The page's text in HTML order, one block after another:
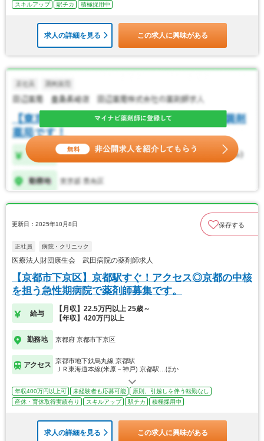
スキルアップ
駅チカ 積極採用中
求人の詳細を見る この求人に興味がある
更新日：2025年10月8日 保存する
正社員 病院・クリニック
医療法人財団康生会 武田病院の薬剤師求人
【京都市下京区】京都駅すぐ！アクセス◎京都の中核
を担う急性期病院で薬剤師募集です。
給与
【月収】22.5万円以上 25歳～
【年収】420万円以上
勤務地 京都府 京都市下京区
アクセス
京都市地下鉄烏丸線 京都駅
ＪＲ東海道本線(米原－神戸) 京都駅…ほか
年収400万円以上可 未経験者も応募可能
原則、引越しを伴う転勤なし
産休・育休取得実績有り
スキルアップ 駅チカ 積極採用中
求人の詳細を見る この求人に興味がある